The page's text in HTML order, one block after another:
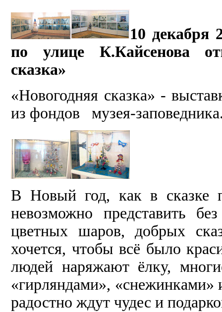
10 декабря
по улице К.Кайсенова
сказка»
«Новогодняя сказка» -
из фондов музея-
В Новый год, как в сказке
невозможно представить
цветных шаров, добрых
хочется, чтобы всё было
людей наряжают ёлку,
«гирляндами», «снежинками»
радостно ждут чудес и